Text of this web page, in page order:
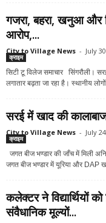
गजरा, बहरा, खनुआ और
आरोप,...
City to Village News - July
क्राइम
सिटी टू विलेज समाचार सिंगरौली।
लगातार बढ़ता जा रहा है। स्थानीय
सरई में खाद की
City to Village News - July
क्राइम
जगत बीज भण्डार की जाँच में मिली
जगत बीज भण्डार में यूरिया और DAP
कलेक्टर ने विद्यार्थियों
संवैधानिक मूल्यों...